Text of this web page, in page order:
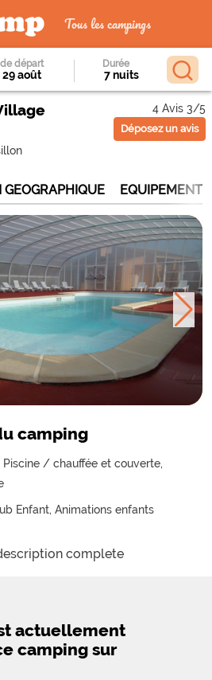
Tous les campings
départ Durée
4 Avis 3/5
Déposez un avis
camping
Piscine / chauffée et couverte,
Enfant, Animations enfants
complete
actuellement
camping sur